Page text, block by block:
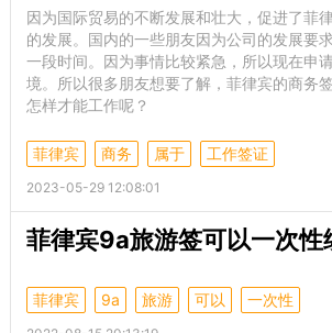
因为国际贸易的不断发展和壮大，促进了菲
的发展。国内的一些朋友因为公司的发展要
一段时间。因为事情比较紧急，所以现在申
境。所以很多朋友想要了解，菲律宾的商务
怎样才能工作呢？
菲律宾 商务 属于 工作签证
2023-05-29 12:08:01
菲律宾 9a 旅游 可以 一次性